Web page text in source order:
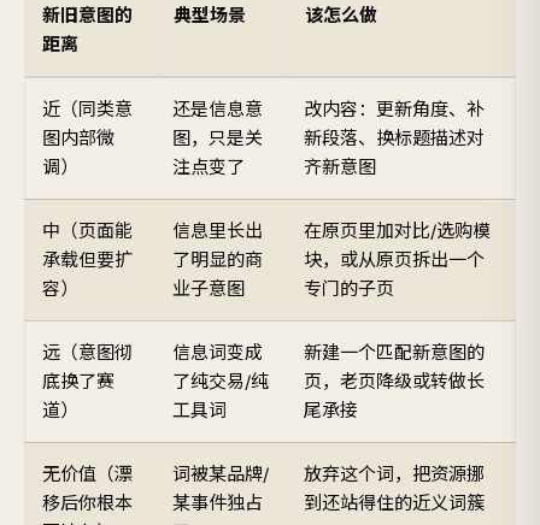
新旧意图的
距离
典型场景 该怎么做
近（同类意
图内部微
调）
还是信息意
图，只是关
注点变了
改内容：更新角度、补
新段落、换标题描述对
齐新意图
中（页面能
承载但要扩
容）
信息里长出
了明显的商
业子意图
在原页里加对比/选购模
块，或从原页拆出一个
专门的子页
远（意图彻
底换了赛
道）
信息词变成
了纯交易/纯
工具词
新建一个匹配新意图的
页，老页降级或转做长
尾承接
无价值（漂
移后你根本
词被某品牌/
某事件独占
放弃这个词，把资源挪
到还站得住的近义词簇